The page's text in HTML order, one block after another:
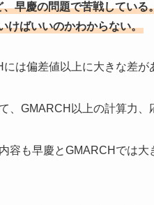
早慶の問題で苦戦している
けばいいのかわからない。
は偏差値以上に大きな差が
、GMARCH以上の計算力、
容も早慶とGMARCHでは